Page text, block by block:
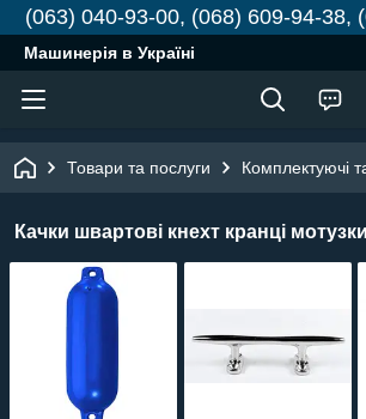
(063) 040-93-00, (068) 609-94-38,
Машинерія в Україні
Товари та послуги Комплектуючі
Качки швартові кнехт кранці мотузки